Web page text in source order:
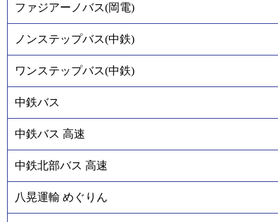
ファジアーノバス(岡電)
ノンステップバス(中鉄)
ワンステップバス(中鉄)
中鉄バス
中鉄バス 高速
中鉄北部バス 高速
八晃運輸 めぐりん